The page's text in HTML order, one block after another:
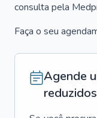
consulta pela
Faça o seu
Agende
reduzidos